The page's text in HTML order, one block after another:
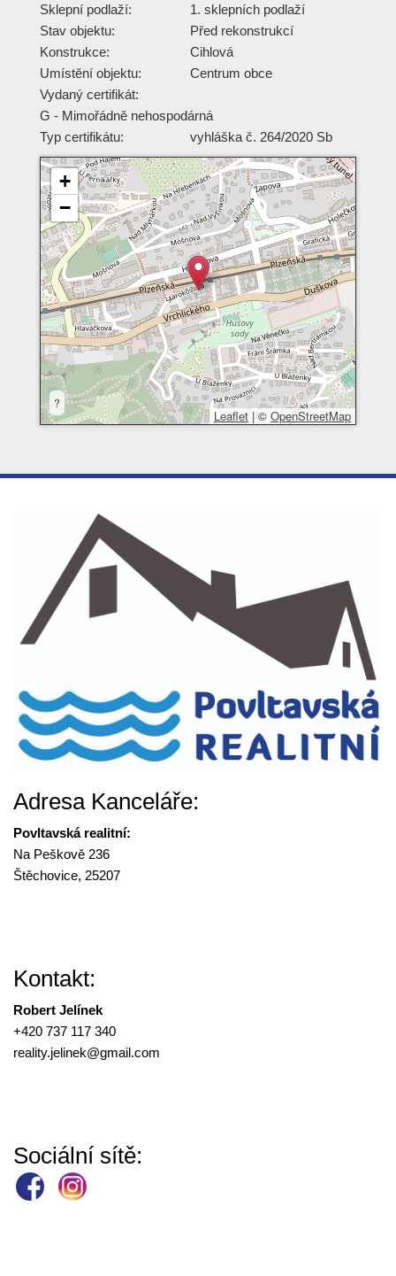
Sklepní podlaží:
1. sklepních podlaží
Stav objektu:
Před rekonstrukcí
Konstrukce:
Cihlová
Umístění objektu:
Centrum obce
Vydaný certifikát:
G - Mimořádně nehospodárná
Typ certifikátu:
vyhláška č. 264/2020 Sb
+
−
?
Leaflet | © OpenStreetMap
Adresa Kanceláře:
Povltavská realitní:
Na Peškově 236
Štěchovice, 25207
Kontakt:
Robert Jelínek
+420 737 117 340
reality.jelinek@gmail.com
Sociální sítě: